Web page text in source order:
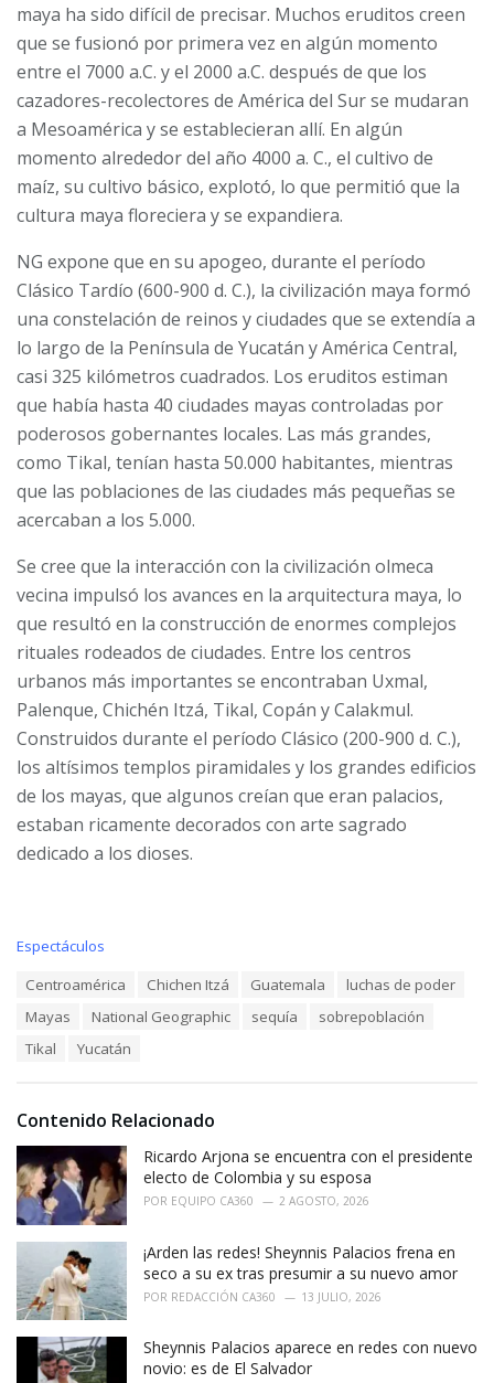
maya ha sido difícil de precisar. Muchos eruditos creen
que se fusionó por primera vez en algún momento
entre el 7000 a.C. y el 2000 a.C. después de que los
cazadores-recolectores de América del Sur se mudaran
a Mesoamérica y se establecieran allí. En algún
momento alrededor del año 4000 a. C., el cultivo de
maíz, su cultivo básico, explotó, lo que permitió que la
cultura maya floreciera y se expandiera.
NG expone que en su apogeo, durante el período
Clásico Tardío (600-900 d. C.), la civilización maya formó
una constelación de reinos y ciudades que se extendía a
lo largo de la Península de Yucatán y América Central,
casi 325 kilómetros cuadrados. Los eruditos estiman
que había hasta 40 ciudades mayas controladas por
poderosos gobernantes locales. Las más grandes,
como Tikal, tenían hasta 50.000 habitantes, mientras
que las poblaciones de las ciudades más pequeñas se
acercaban a los 5.000.
Se cree que la interacción con la civilización olmeca
vecina impulsó los avances en la arquitectura maya, lo
que resultó en la construcción de enormes complejos
rituales rodeados de ciudades. Entre los centros
urbanos más importantes se encontraban Uxmal,
Palenque, Chichén Itzá, Tikal, Copán y Calakmul.
Construidos durante el período Clásico (200-900 d. C.),
los altísimos templos piramidales y los grandes edificios
de los mayas, que algunos creían que eran palacios,
estaban ricamente decorados con arte sagrado
dedicado a los dioses.
C
s
:
Espectáculos
Centroamérica Chichen Itzá Guatemala
luchas de poder
Mayas
National Geographic sequía
sobrepoblación
Tikal
Yucatán
Contenido Relacionado
Ricardo Arjona se encuentra con el presidente
electo de Colombia y su esposa
POR EQUIPO CA360 2 AGOSTO, 2026
¡Arden las redes! Sheynnis Palacios frena en
seco a su ex tras presumir a su nuevo amor
POR REDACCIÓN CA360 13 JULIO, 2026
Sheynnis Palacios aparece en redes con nuevo
novio: es de El Salvador